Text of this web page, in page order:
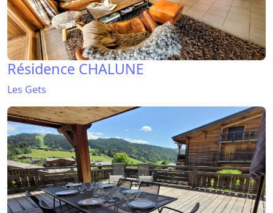
Résidence CHALUNE
Les Gets